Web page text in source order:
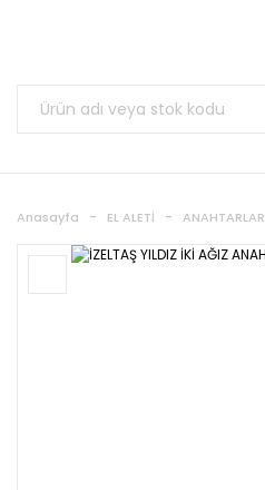
Anasayfa EL ALETİ ANAHTARLAR